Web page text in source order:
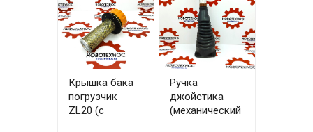
Крышка бака
погрузчик
ZL20 (с
Ручка
джойстика
(механический